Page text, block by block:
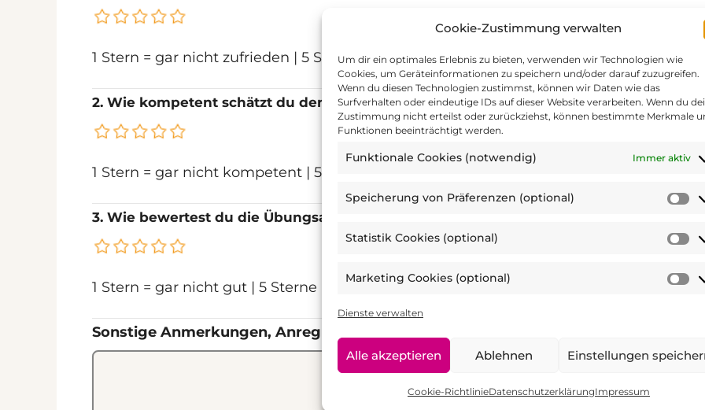
Cookie-Zustimmung verwalten
Um dir ein optimales Erlebnis zu bieten, verwenden wir Technologien wie
Cookies, um Geräteinformationen zu speichern und/oder darauf zuzugreifen.
Wenn du diesen Technologien zustimmst, können wir Daten wie das
Surfverhalten oder eindeutige IDs auf dieser Website verarbeiten. Wenn du
Zustimmung nicht erteilst oder zurückziehst, können bestimmte Merkmale
Funktionen beeinträchtigt werden.
Funktionale Cookies (notwendig) Immer aktiv
Speicherung von Präferenzen (optional)
Statistik Cookies (optional)
Marketing Cookies (optional)
Dienste verwalten
Alle akzeptieren Ablehnen Einstellungen
Cookie-RichtlinieDatenschutzerklärungImpressum
1 Stern = gar nicht zufrieden | 5 Sterne = sehr zufrieden
2. Wie kompetent schätzt du den/die Trainer/in ein?
1 Stern = gar nicht kompetent | 5 Sterne = sehr kompetent
3. Wie bewertest du die Übungsauswahl?
1 Stern = gar nicht gut | 5 Sterne = sehr gut
Sonstige Anmerkungen, Anregungen und Wünsche: